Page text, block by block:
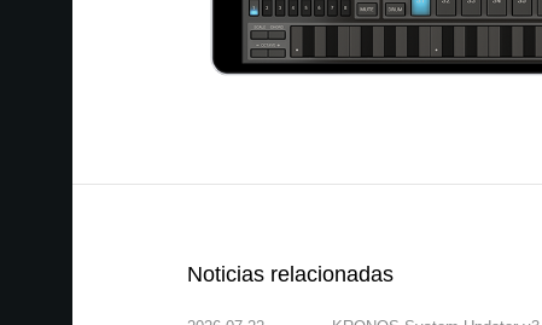
Noticias relacionadas